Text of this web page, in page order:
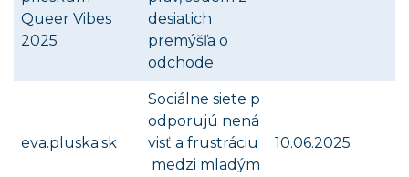
Queer Vibes
2025
desiatich
premýšľa o
odchode
eva.pluska.sk
Sociálne siete p
odporujú nená
visť a frustráciu
medzi mladým
10.06.2025